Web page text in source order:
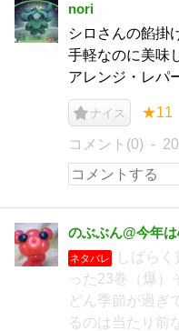
nori
シロさんの餡掛
手軽なのに美味
アレンジ・レパ
ナイス ★11
コメント(0)
のぶぶん@今年
ネタバレ
しばら
った23巻（爆）
どん季節が過ぎ
るのは当たり前